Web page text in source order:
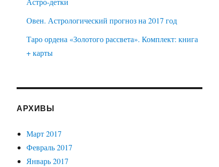
Овен. Астрологический прогноз на 2017 год
Таро ордена «Золотого рассвета». Комплект: книга
+ карты
АРХИВЫ
Март 2017
Февраль 2017
Январь 2017